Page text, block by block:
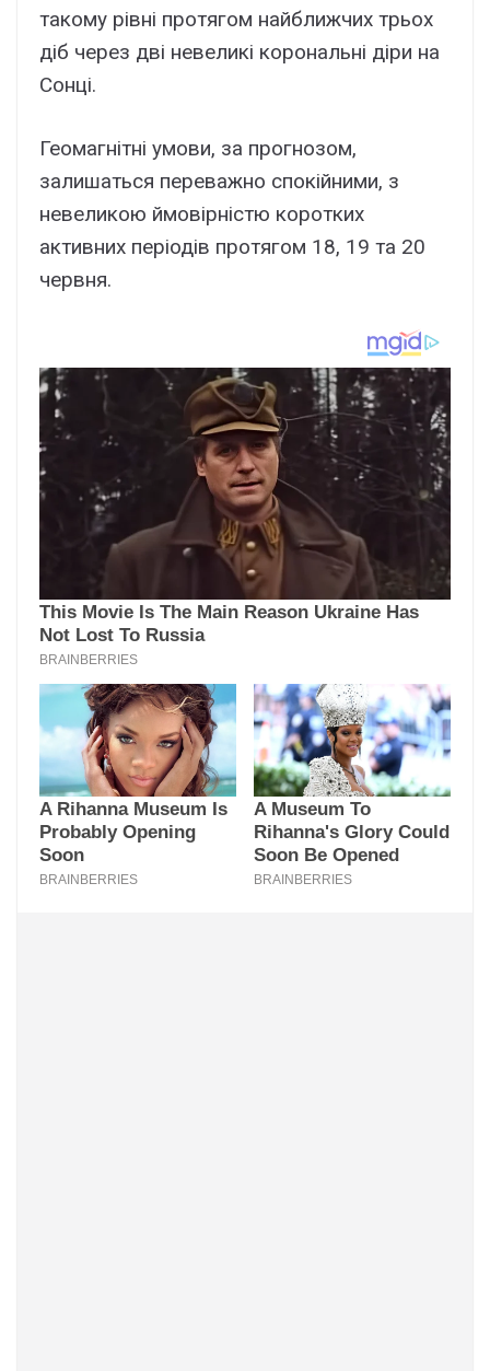
такому рівні протягом найближчих трьох
діб через дві невеликі корональні діри на
Сонці.
Геомагнітні умови, за прогнозом,
залишаться переважно спокійними, з
невеликою ймовірністю коротких
активних періодів протягом 18, 19 та 20
червня.